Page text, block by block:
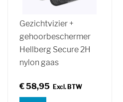
Gezichtvizier +
gehoorbeschermer
Hellberg Secure 2H
nylon gaas
€ 58,95